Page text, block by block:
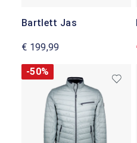
Bartlett Jas
€ 199,99
-50%